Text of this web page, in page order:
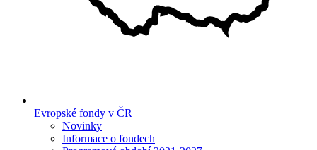
Evropské fondy v ČR
Novinky
Informace o fondech